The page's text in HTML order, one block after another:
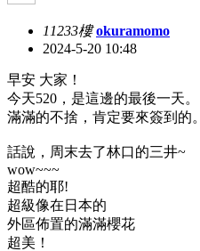
11233樓 okuramomo
2024-5-20 10:48
早安 大家！
今天520，是這邊的最後一天。
滿滿的不捨，肯定要來簽到的。
話說，周末去了林口的三井~
wow~~~
超酷的耶!
超級像在日本的
外區佈置的滿滿櫻花
超美！